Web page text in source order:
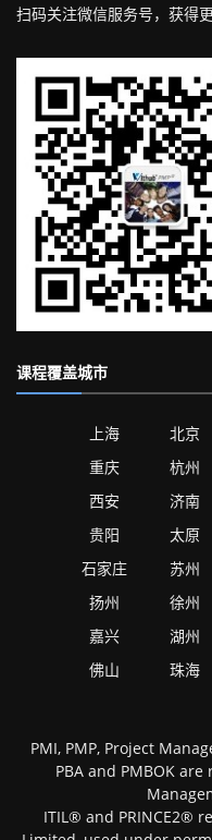
扫码关注微信服务号，获得
课程覆盖城市
上海 北京
重庆
杭州
西安
济南
贵阳
太原
石家庄
苏州
扬州
徐州
嘉兴
湖州
佛山
珠海
PMI, PMP, Project
PBA and PMBOK
ITIL® and PRINCE2®